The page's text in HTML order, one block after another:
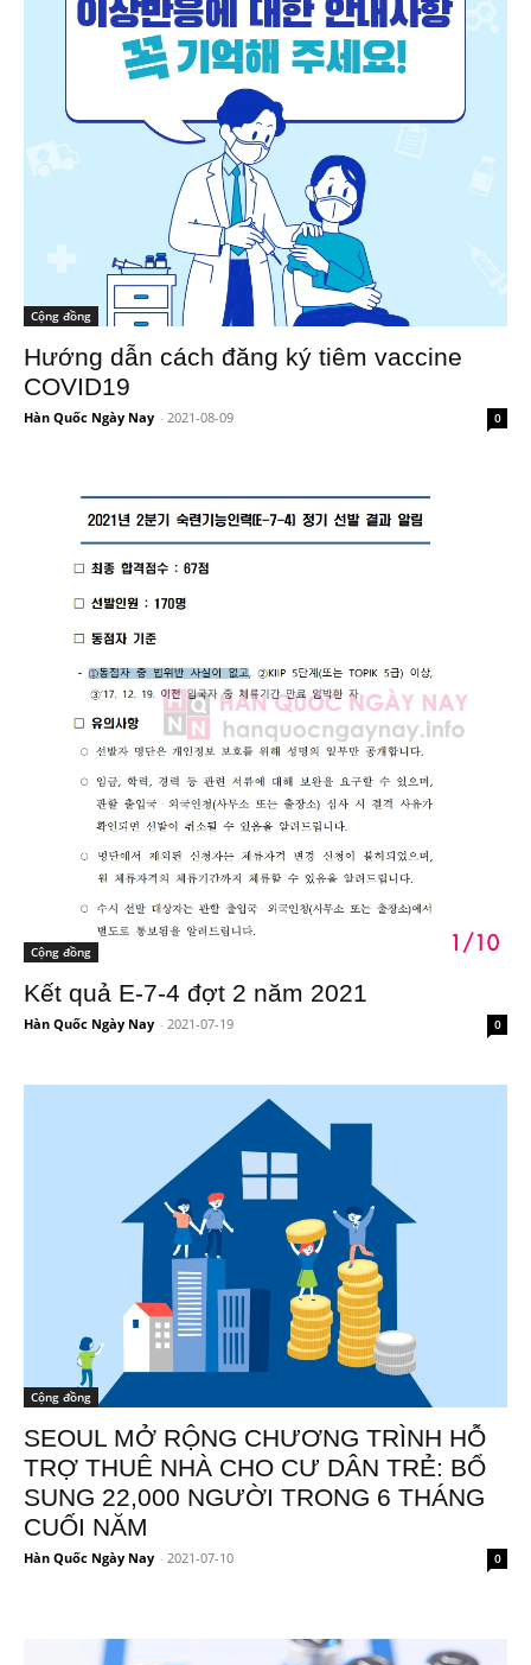
Cộng đồng
Hướng dẫn cách đăng ký tiêm vaccine
COVID19
Hàn Quốc Ngày Nay - 2021-08-09 0
Cộng đồng
Kết quả E-7-4 đợt 2 năm 2021
Hàn Quốc Ngày Nay - 2021-07-19 0
Cộng đồng
SEOUL MỞ RỘNG CHƯƠNG TRÌNH HỖ
TRỢ THUÊ NHÀ CHO CƯ DÂN TRẺ: BỔ
SUNG 22,000 NGƯỜI TRONG 6 THÁNG
CUỐI NĂM
Hàn Quốc Ngày Nay - 2021-07-10 0